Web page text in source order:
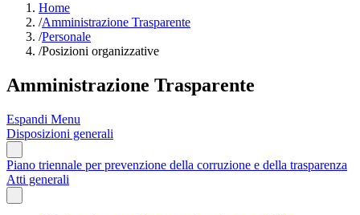
Home
/Amministrazione Trasparente
/Personale
/Posizioni organizzative
Amministrazione Trasparente
Espandi Menu
Disposizioni generali
Piano triennale per prevenzione della corruzione e della trasparenza
Atti generali